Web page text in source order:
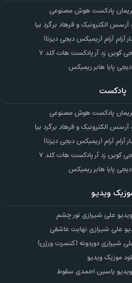
پادکست هوش مصنوعی
الکترونیک و فرهاد برگرد بیا
آرام آرام (ریمیکس دیجی دیزنا)
کوین زد آر پادکست هات کلد ۷
پایا هابر ریمیکس
پادکست
پادکست هوش مصنوعی
الکترونیک و فرهاد برگرد بیا
آرام آرام (ریمیکس دیجی دیزنا)
کوین زد آر پادکست هات کلد ۷
پایا هابر ریمیکس
ویدیو
علی شیرازی نور چشم
علی شیرازی نهایت عاشقی
شیرازی دوردونه (کنسرت ورژن)
موزیک ویدیو
ویدیو یاسین احمدی سقوط